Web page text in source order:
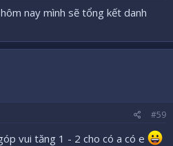
nay mình sẽ tổng kết danh
#59
vui tăng 1 - 2 cho có a có e